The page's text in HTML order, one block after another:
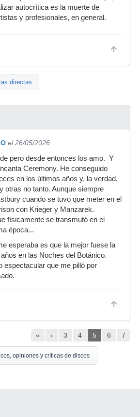
autocrítica es la muerte de
y profesionales, en general.
directas
el 26/05/2026
pero desde entonces los amo. Y
Ceremony. He conseguido
en los últimos años y, la verdad,
otras no tanto. Aunque siempre
cuando se tuvo que meter en el
con Krieger y Manzarek.
físicamente se transmutó en el
época...
esperaba es que la mejor fuese la
en las Noches del Botánico.
espectacular que me pilló por
« ‹ 3 4 5 6 7
opiniones y críticas de discos